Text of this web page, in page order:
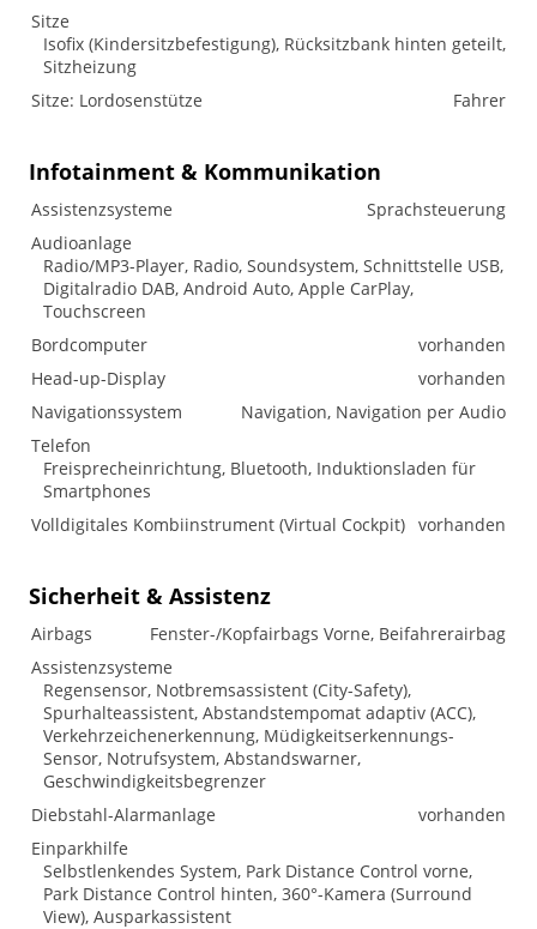
Sitze
Isofix (Kindersitzbefestigung), Rücksitzbank hinten geteilt,
Sitzheizung
Sitze: Lordosenstütze
Fahrer
Infotainment & Kommunikation
Assistenzsysteme
Sprachsteuerung
Audioanlage
Radio/MP3-Player, Radio, Soundsystem, Schnittstelle USB,
Digitalradio DAB, Android Auto, Apple CarPlay,
Touchscreen
Bordcomputer
vorhanden
Head-up-Display
vorhanden
Navigationssystem
Navigation, Navigation per Audio
Telefon
Freisprecheinrichtung, Bluetooth, Induktionsladen für
Smartphones
Volldigitales Kombiinstrument (Virtual Cockpit) vorhanden
Sicherheit & Assistenz
Airbags
Fenster-/Kopfairbags Vorne, Beifahrerairbag
Assistenzsysteme
Regensensor, Notbremsassistent (City-Safety),
Spurhalteassistent, Abstandstempomat adaptiv (ACC),
Verkehrzeichenerkennung, Müdigkeitserkennungs-
Sensor, Notrufsystem, Abstandswarner,
Geschwindigkeitsbegrenzer
Diebstahl-Alarmanlage
vorhanden
Einparkhilfe
Selbstlenkendes System, Park Distance Control vorne,
Park Distance Control hinten, 360°-Kamera (Surround
View), Ausparkassistent